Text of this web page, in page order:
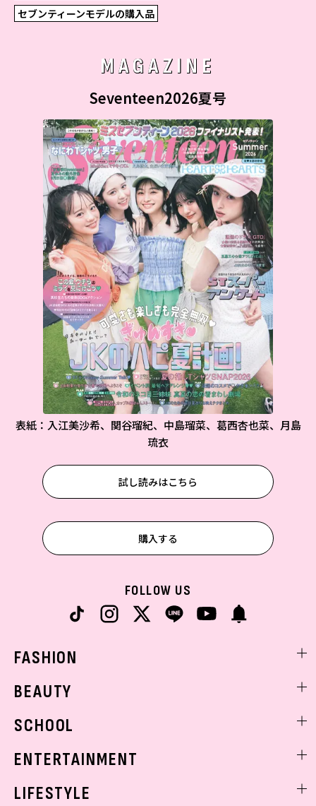
セブンティーンモデルの購入品
MAGAZINE
Seventeen2026夏号
表紙：入江美沙希、関谷瑠紀、中島瑠菜、葛西杏也菜、月島
琉衣
試し読みはこちら
購入する
FOLLOW US
FASHION
着回し
BEAUTY
ベストコスメ
SCHOOL
学校ヘアメイク
ENTERTAINMENT
LIFESTYLE